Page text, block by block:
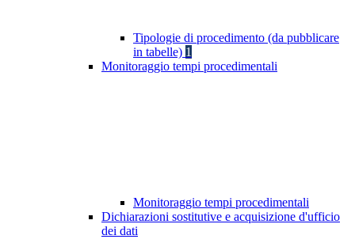
Tipologie di procedimento (da pubblicare
in tabelle) 1
Monitoraggio tempi procedimentali
Monitoraggio tempi procedimentali
Dichiarazioni sostitutive e acquisizione d'ufficio
dei dati